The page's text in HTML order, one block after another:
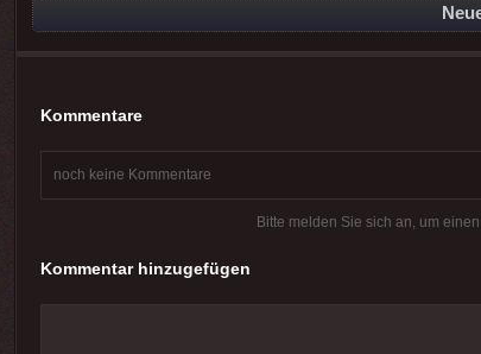
Kommentare
noch keine Kommentare
Bitte melden Sie sich an, um
Kommentar hinzugefügen